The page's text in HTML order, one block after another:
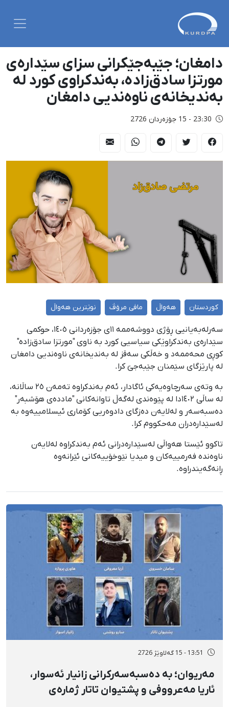
دامغان؛ جێبەجێکرانی سزای سێدارەی
مورتزا سادق‌زادە، بەندکراوی کورد لە
بەندیخانەی ناوەندیی دامغان
23:30 - 15 جۆزەردان 2726
کوردستان هەواڵ مافی مرۆڤ نوێترین هەواڵ
سەرلەبەیانیی ڕۆژی دووشەممە ١١ی جۆزەردانی ١٤٠٥، حوکمی
سێدارەی بەندکراوێکی سیاسیی کورد بە ناوی "مورتزا سادق‌زادە"
کوڕی محەممەد و خەڵکی سەقز لە بەندیخانەی ناوەندیی دامغان
لە پارێزگای سێمنان جێبەجێ کرا.
بە وتەی سەرچاوەیەکی ئاگادار، ئەم بەندکراوە تەمەن ٢٥ ساڵانە،
لە ساڵی ١٤٠٢دا لە پێوەندی لەگەڵ تاوانەکانی "ماددەی هۆشبەر"
دەسبەسەر و لەلایەن دەزگای دادوەریی کۆماری ئیسلامییەوە بە
لەسێدارەدران مەحکووم کرا.
تاکوو ئێستا هەواڵی لەسێدارەدرانی ئەم بەندکراوە لەلایەن
ناوەندە فەرمییەکان و میدیا نێوخۆییەکانی ئێرانەوە
ڕانەگەیندراوە.
13:51 - 15 گەلاوێژ 2726
مەریوان؛ بە دەسبەسەرکرانی زانیار ئەسوار،
ئاریا مەعرووفی و پشتیوان تاتار ژمارەی